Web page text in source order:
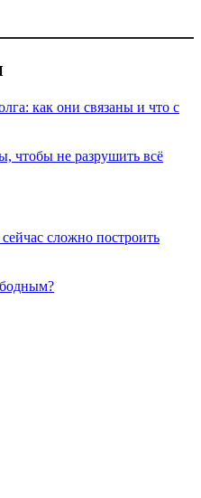
как они связаны и что с
чтобы не разрушить всё
сложно построить